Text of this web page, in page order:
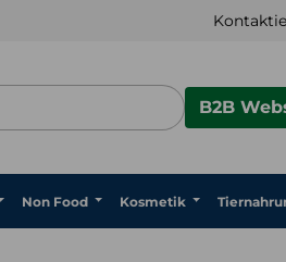
B2B
Non Food Kosmetik